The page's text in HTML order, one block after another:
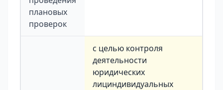
плановых
проверок
с целью контроля
деятельности
юридических
лициндивидуальных